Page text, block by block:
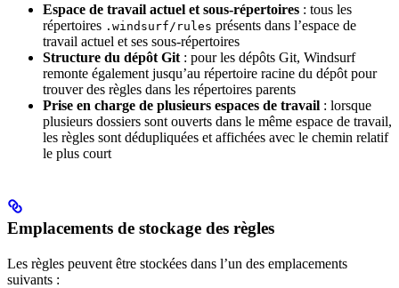
Espace de travail actuel et sous-répertoires : tous les
répertoires .windsurf/rules présents dans l’espace de
travail actuel et ses sous-répertoires
Structure du dépôt Git : pour les dépôts Git, Windsurf
remonte également jusqu’au répertoire racine du dépôt pour
trouver des règles dans les répertoires parents
Prise en charge de plusieurs espaces de travail : lorsque
plusieurs dossiers sont ouverts dans le même espace de travail,
les règles sont dédupliquées et affichées avec le chemin relatif
le plus court
Emplacements de stockage des règles
Les règles peuvent être stockées dans l’un des emplacements
suivants :